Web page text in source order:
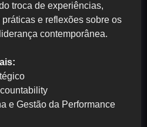
troca de experiências,
e reflexões sobre os
contemporânea.
e Gestão da Performance